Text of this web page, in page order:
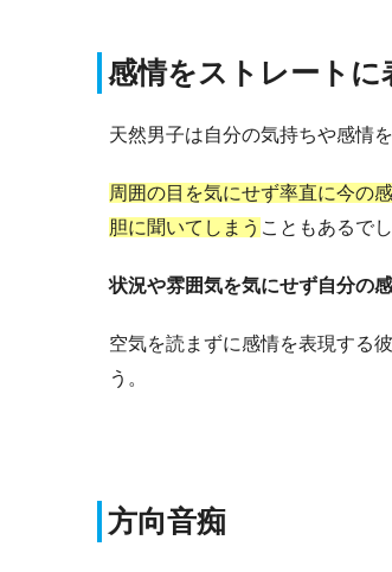
感情をストレートに
天然男子は自分の気持ちや感情
周囲の目を気にせず率直に今の
胆に聞いてしまう こともあるでし
状況や雰囲気を気にせず自分の
空気を読まずに感情を表現する
う。
方向音痴